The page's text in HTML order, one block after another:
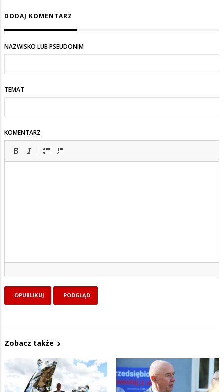
DODAJ KOMENTARZ
NAZWISKO LUB PSEUDONIM
TEMAT
KOMENTARZ
Zobacz także